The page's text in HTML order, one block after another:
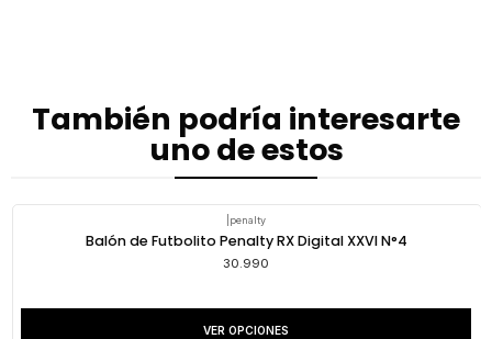
También podría interesarte
uno de estos
penalty
Balón de Futbolito Penalty RX Digital XXVI N°4
30.990
VER OPCIONES